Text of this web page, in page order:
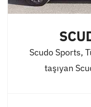
Scudo Sports,
taşıyan